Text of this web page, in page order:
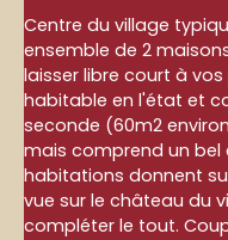
Centre du village
ensemble de 2
laisser libre court à
habitable en l'état et
seconde (60m2
mais comprend un bel
habitations donnent
vue sur le château du
compléter le tout.